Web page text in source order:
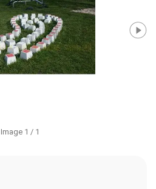
Image 1 / 1